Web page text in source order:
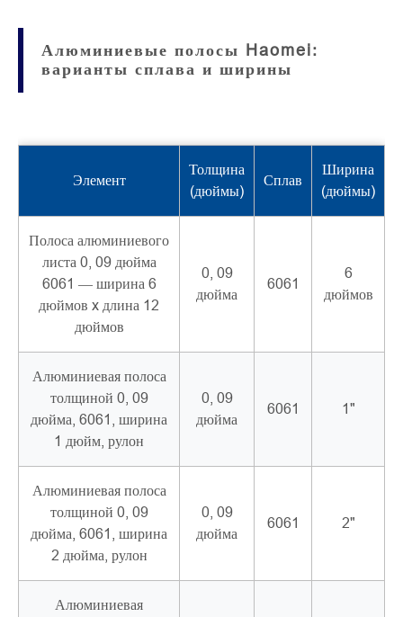
Алюминиевые полосы Haomei:
варианты сплава и ширины
Элемент
Толщина
(дюймы)
Сплав
Ширина
(дюймы)
Полоса алюминиевого
листа 0, 09 дюйма
6061 — ширина 6
дюймов x длина 12
дюймов
0, 09
дюйма
6061
6
дюймов
Алюминиевая полоса
толщиной 0, 09
дюйма, 6061, ширина
1 дюйм, рулон
0, 09
дюйма
6061 1"
Алюминиевая полоса
толщиной 0, 09
дюйма, 6061, ширина
2 дюйма, рулон
0, 09
дюйма
6061 2"
Алюминиевая